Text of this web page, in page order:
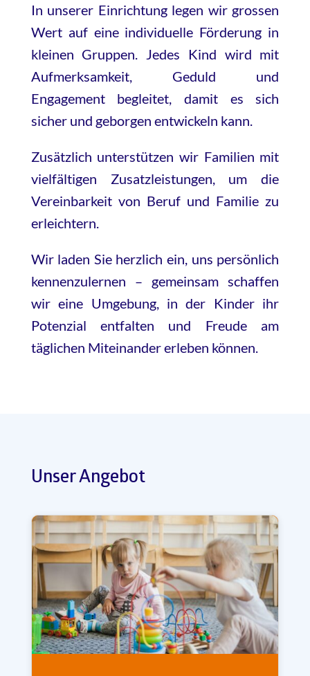
In unserer Einrichtung legen wir grossen
Wert auf eine individuelle Förderung in
kleinen Gruppen. Jedes Kind wird mit
Aufmerksamkeit, Geduld und
Engagement begleitet, damit es sich
sicher und geborgen entwickeln kann.
Zusätzlich unterstützen wir Familien mit
vielfältigen Zusatzleistungen, um die
Vereinbarkeit von Beruf und Familie zu
erleichtern.
Wir laden Sie herzlich ein, uns persönlich
kennenzulernen – gemeinsam schaffen
wir eine Umgebung, in der Kinder ihr
Potenzial entfalten und Freude am
täglichen Miteinander erleben können.
Unser Angebot